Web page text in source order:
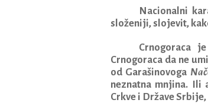
Nacionalni
složeniji, slojevit,
Crnogoraca
Crnogoraca da ne
od Garašinovoga
neznatna mnjina. Ili
Crkve i Države